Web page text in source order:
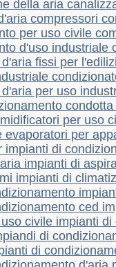
della aria
compressori
per uso civile
d'uso industriale
fissi per
per uso
per uso
evaporatori per
impianti di
impianti di
impianti di
ced
civile impianti
di
di